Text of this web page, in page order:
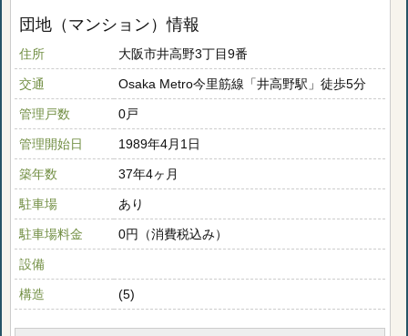
団地（マンション）情報
住所 大阪市井高野3丁目9番
交通 Osaka Metro今里筋線「井高野駅」徒歩5分
管理戸数 0戸
管理開始日 1989年4月1日
築年数 37年4ヶ月
駐車場 あり
駐車場料金 0円（消費税込み）
設備
構造 (5)